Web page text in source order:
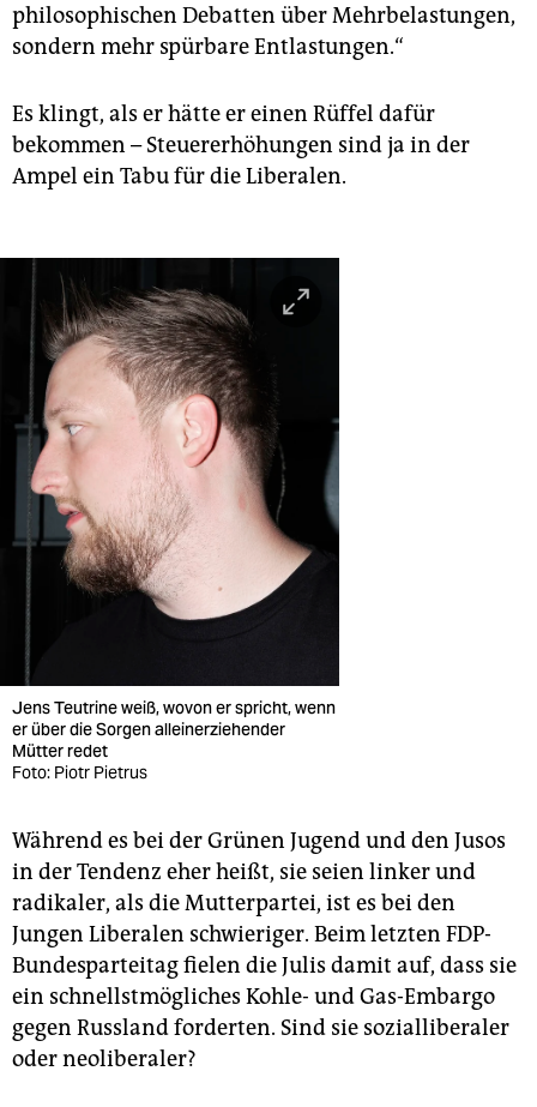
philosophischen Debatten über Mehrbelastungen,
sondern mehr spürbare Entlastungen.“
Es klingt, als er hätte er einen Rüffel dafür
bekommen – Steuererhöhungen sind ja in der
Ampel ein Tabu für die Liberalen.
Jens Teutrine weiß, wovon er spricht, wenn
er über die Sorgen alleinerziehender
Mütter redet
Foto: Piotr Pietrus
Während es bei der Grünen Jugend und den Jusos
in der Tendenz eher heißt, sie seien linker und
radikaler, als die Mutterpartei, ist es bei den
Jungen Liberalen schwieriger. Beim letzten FDP-
Bundesparteitag fielen die Julis damit auf, dass sie
ein schnellstmögliches Kohle- und Gas-Embargo
gegen Russland forderten. Sind sie sozialliberaler
oder neoliberaler?